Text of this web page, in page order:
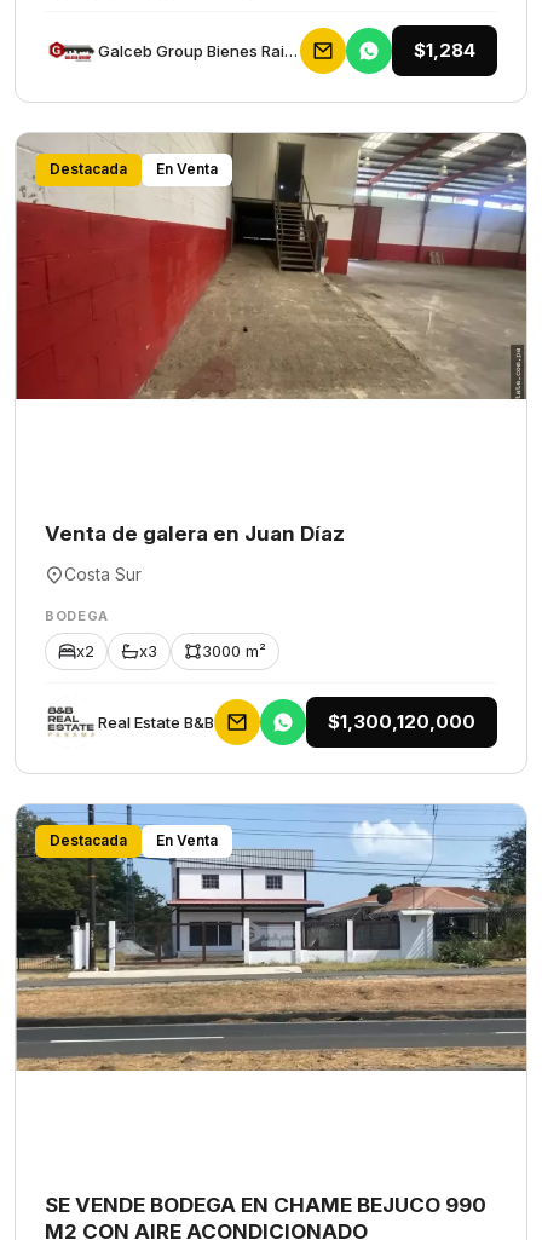
Galceb Group Bienes Raices $1,284
Destacada En Venta
Venta de galera en Juan Díaz
Costa Sur
BODEGA
x2 x3 3000 m²
Rеаl Еstаtе В&В $1,300,120,000
Destacada En Venta
SE VENDE BODEGA EN CHAME BEJUCO 990
M2 CON AIRE ACONDICIONADO